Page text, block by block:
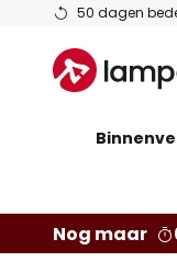
50 dagen
Ga
de
inhoud
Nog maar